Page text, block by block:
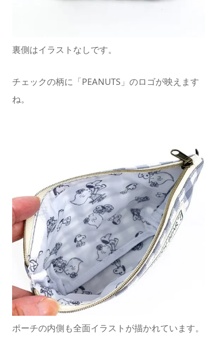
裏側はイラストなしです。
チェックの柄に「PEANUTS」のロゴが映えます
ね。
ポーチの内側も全面イラストが描かれています。